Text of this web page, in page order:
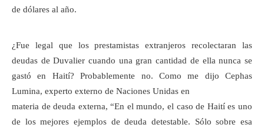
de dólares al año.
¿Fue legal que los prestamistas extranjeros recolectaran las
deudas de Duvalier cuando una gran cantidad de ella nunca se
gastó en Haití? Probablemente no. Como me dijo Cephas
Lumina, experto externo de Naciones Unidas en
materia de deuda externa, “En el mundo, el caso de Haití es uno
de los mejores ejemplos de deuda detestable. Sólo sobre esa